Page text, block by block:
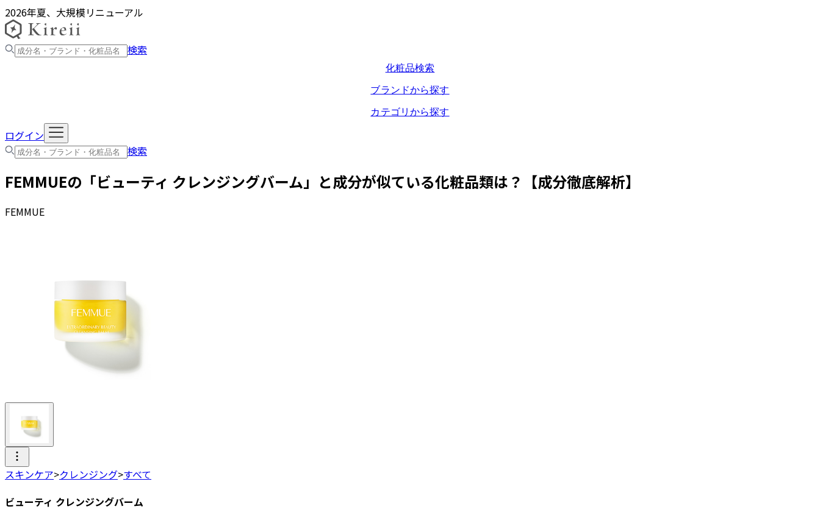
2026年夏、大規模リニューアル
検索
化粧品検索
ブランドから探す
カテゴリから探す
ログイン
検索
FEMMUEの「ビューティ クレンジングバーム 」と成分が似ている化粧品類は？【成分徹底解析】
FEMMUE
スキンケア>クレンジング>すべて
ビューティ クレンジングバーム